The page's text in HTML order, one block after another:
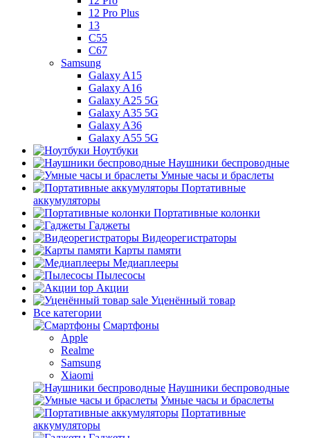
12 Pro Plus
13
C55
C67
Samsung
Galaxy A15
Galaxy A16
Galaxy A25 5G
Galaxy A35 5G
Galaxy A36
Galaxy A55 5G
Ноутбуки
Наушники беспроводные
Умные часы и браслеты
Портативные
аккумуляторы
Портативные колонки
Гаджеты
Видеорегистраторы
Карты памяти
Медиаплееры
Пылесосы
top Акции
sale Уценённый товар
Все категории
Смартфоны
Apple
Realme
Samsung
Xiaomi
Наушники беспроводные
Умные часы и браслеты
Портативные
аккумуляторы